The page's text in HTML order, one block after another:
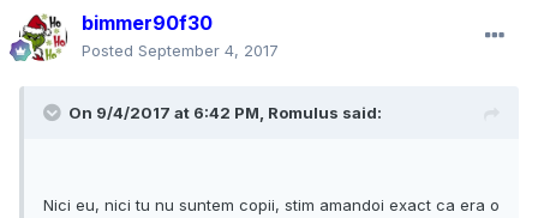
bimmer90f30
Posted September 4, 2017
On 9/4/2017 at 6:42 PM, Romulus said:
Nici eu, nici tu nu suntem copii, stim amandoi exact ca era o